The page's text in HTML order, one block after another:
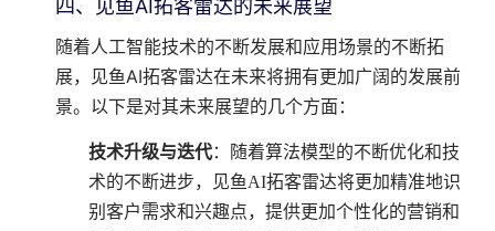
四、见鱼AI拓客雷达的未来展望
随着人工智能技术的不断发展和应用场景的不断拓
展，见鱼AI拓客雷达在未来将拥有更加广阔的发展前
景。以下是对其未来展望的几个方面：
技术升级与迭代：随着算法模型的不断优化和技
术的不断进步，见鱼AI拓客雷达将更加精准地识
别客户需求和兴趣点，提供更加个性化的营销和